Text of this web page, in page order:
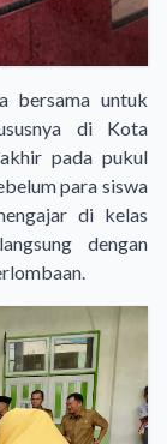
bersama untuk
di Kota
pada pukul
para siswa
di kelas
dengan